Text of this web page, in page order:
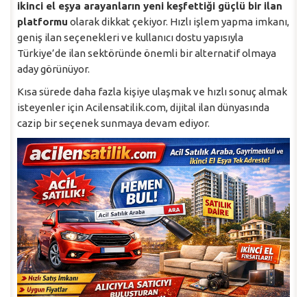
ikinci el eşya arayanların yeni keşfettiği güçlü bir ilan
platformu olarak dikkat çekiyor. Hızlı işlem yapma imkanı,
geniş ilan seçenekleri ve kullanıcı dostu yapısıyla
Türkiye’de ilan sektöründe önemli bir alternatif olmaya
aday görünüyor.
Kısa sürede daha fazla kişiye ulaşmak ve hızlı sonuç almak
isteyenler için Acilensatilik.com, dijital ilan dünyasında
cazip bir seçenek sunmaya devam ediyor.